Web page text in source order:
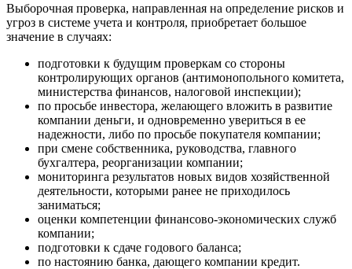
Выборочная проверка, направленная на определение рисков и
угроз в системе учета и контроля, приобретает большое
значение в случаях:
подготовки к будущим проверкам со стороны
контролирующих органов (антимонопольного комитета,
министерства финансов, налоговой инспекции);
по просьбе инвестора, желающего вложить в развитие
компании деньги, и одновременно увериться в ее
надежности, либо по просьбе покупателя компании;
при смене собственника, руководства, главного
бухгалтера, реорганизации компании;
мониторинга результатов новых видов хозяйственной
деятельности, которыми ранее не приходилось
заниматься;
оценки компетенции финансово-экономических служб
компании;
подготовки к сдаче годового баланса;
по настоянию банка, дающего компании кредит.